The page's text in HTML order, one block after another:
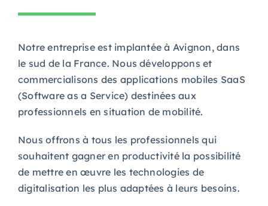
Notre entreprise est implantée à Avignon, dans
le sud de la France. Nous développons et
commercialisons des applications mobiles SaaS
(Software as a Service) destinées aux
professionnels en situation de mobilité.
Nous offrons à tous les professionnels qui
souhaitent gagner en productivité la possibilité
de mettre en œuvre les technologies de
digitalisation les plus adaptées à leurs besoins.